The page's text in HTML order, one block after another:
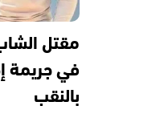
مقتل
في جريمة
بالنقب